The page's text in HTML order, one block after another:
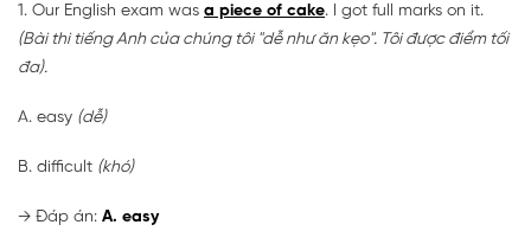
1. Our English exam was a piece of cake. I got full marks on it.
(Bài thi tiếng Anh của chúng tôi "dễ như ăn kẹo". Tôi được điểm tối
đa).
A. easy (dễ)
B. difficult (khó)
→ Đáp án: A. easy